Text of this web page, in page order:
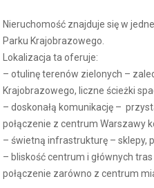
Nieruchomość znajduje się w
Parku Krajobrazowego.
Lokalizacja ta oferuje:
– otulinę terenów zielonych –
Krajobrazowego, liczne ścieżki
– doskonałą komunikację –
połączenie z centrum Warszawy
– świetną infrastrukturę – sklepy,
– bliskość centrum i głównych
połączenie zarówno z centrum